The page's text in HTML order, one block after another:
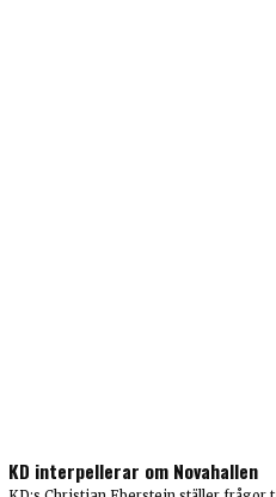
KD interpellerar om Novahallen